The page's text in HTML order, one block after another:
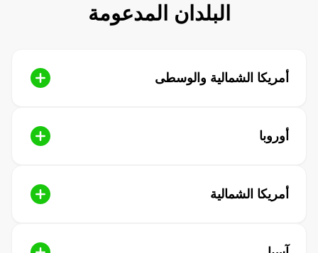
البلدان المدعومة
أمريكا الشمالية والوسطى
أوروبا
أمريكا الشمالية